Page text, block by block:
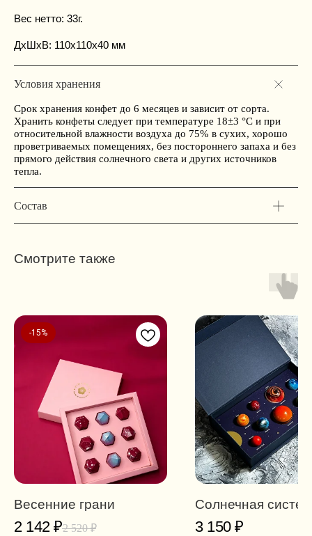
Вес нетто: 33г.
ДxШxВ: 110x110x40 мм
Условия хранения
Срок хранения конфет до 6 месяцев и зависит от сорта.
Хранить конфеты следует при температуре 18±3 °С и при
относительной влажности воздуха до 75% в сухих, хорошо
проветриваемых помещениях, без постороннего запаха и без
прямого действия солнечного света и других источников
тепла.
Состав
Смотрите также
-15%
Весенние грани
2 142 ₽2 520 ₽
Солнечная
3 150 ₽